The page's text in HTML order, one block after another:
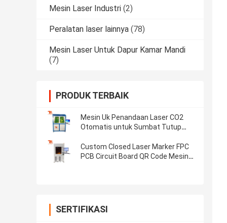
Mesin Laser Industri (2)
Peralatan laser lainnya (78)
Mesin Laser Untuk Dapur Kamar Mandi
(7)
PRODUK TERBAIK
Mesin Uk Penandaan Laser CO2
Otomatis untuk Sumbat Tutup
Custom Closed Laser Marker FPC
PCB Circuit Board QR Code Mesin
SERTIFIKASI